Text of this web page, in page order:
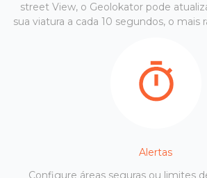
street View, o Geolokator pode
sua viatura a cada 10 segundos, o mais
Alertas
Configure áreas seguras ou limites